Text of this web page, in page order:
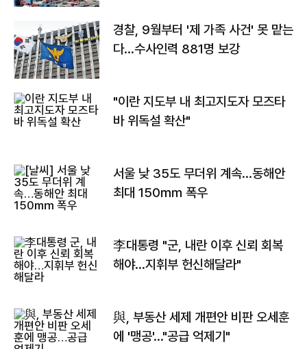
경찰, 9월부터 '제 가족 사건' 못 맡는
다…수사인력 881명 보강
"이란 지도부 내 최고지도자 모즈타
바 위독설 확산"
서울 낮 35도 무더위 계속…동해안
최대 150㎜ 폭우
李대통령 "군, 내란 이후 신뢰 회복
해야…지휘부 헌신해달라"
與, 부동산 세제 개편안 비판 오세훈
에 '맹공'…"공급 억제기"